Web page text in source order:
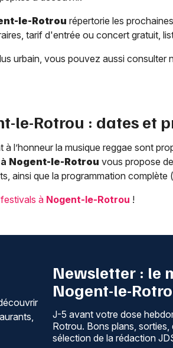
le-Rotrou répertorie les
tarif d'entrée ou concert gratuit,
urbain, vous pouvez aussi consulter
le-Rotrou : dates et
l’honneur la musique reggae sont
Nogent-le-Rotrou vous propose
ainsi que la programmation complète
festivals à Nogent-le-Rotrou !
Newsletter : le
Nogent-le-
J-5 avant votre dose
Rotrou. Bons plans, sorties,
sélection de la rédaction